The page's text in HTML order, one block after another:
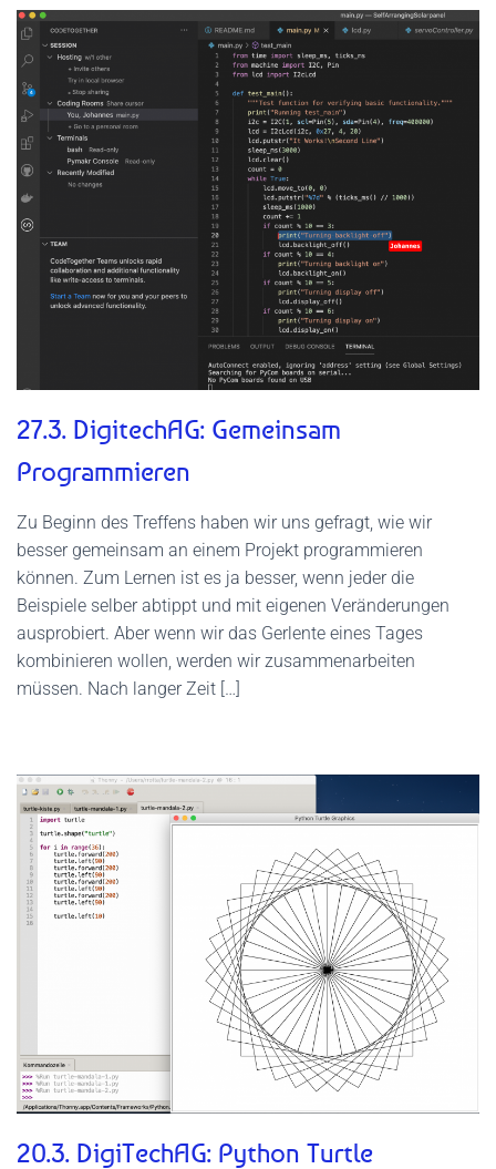
27.3. DigitechAG: Gemeinsam
Programmieren
Zu Beginn des Treffens haben wir uns gefragt, wie wir
besser gemeinsam an einem Projekt programmieren
können. Zum Lernen ist es ja besser, wenn jeder die
Beispiele selber abtippt und mit eigenen Veränderungen
ausprobiert. Aber wenn wir das Gerlente eines Tages
kombinieren wollen, werden wir zusammenarbeiten
müssen. Nach langer Zeit […]
20.3. DigiTechAG: Python Turtle